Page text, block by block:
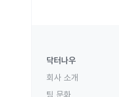
닥터나우
회사 소개
팀 문화